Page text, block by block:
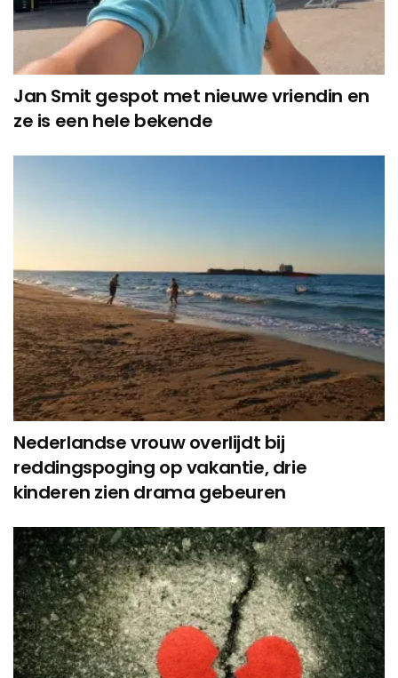
Jan Smit gespot met nieuwe vriendin en
ze is een hele bekende
Nederlandse vrouw overlijdt bij
reddingspoging op vakantie, drie
kinderen zien drama gebeuren